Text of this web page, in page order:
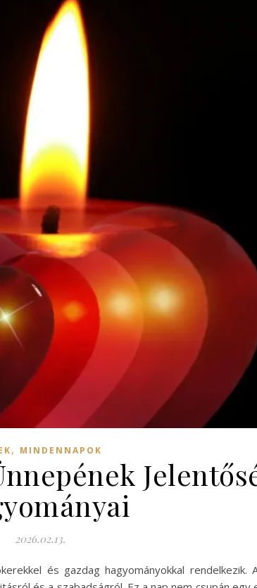
, MINDENNAPOK
2026.02.13.
és gazdag hagyományokkal rendelkezik.